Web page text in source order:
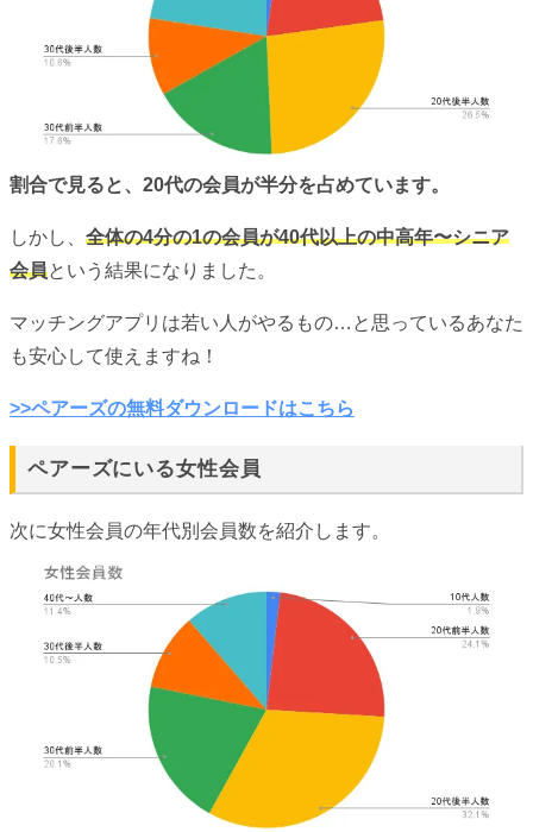
割合で見ると、20代の会員が半分を占めています。
しかし、 全体の4分の1の会員が40代以上の中高年〜シニア
会員という結果になりました。
マッチングアプリは若い人がやるもの…と思っているあなた
も安心して使えますね！
>>ペアーズの無料ダウンロードはこちら
ペアーズにいる女性会員
次に女性会員の年代別会員数を紹介します。